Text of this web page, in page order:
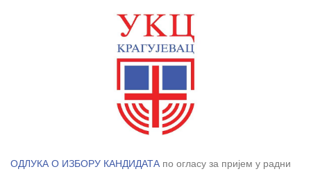
ОДЛУКА О ИЗБОРУ КАНДИДАТА по огласу за пријем у радни